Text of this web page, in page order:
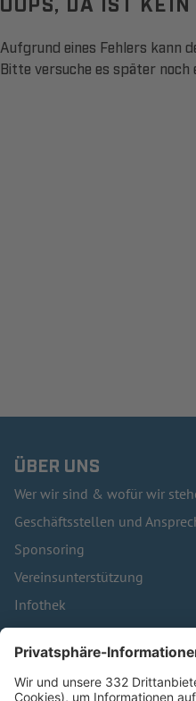
Aufgrund eines Fehlers kann
Bitte versuche es später noch
ÜBER UNS
Wer wir sind & wofür wir
Geschäftsstellen und
Sponsoring
Vereinsunterstützung
Infothek
Kontakt
HÄUFIG BESUCHTE